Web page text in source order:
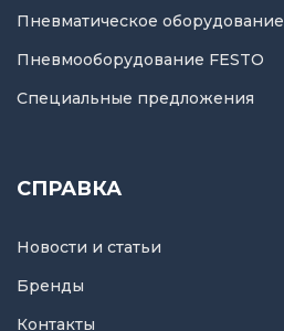
Пневматическое оборудование
Пневмооборудование FESTO
Специальные предложения
СПРАВКА
Новости и статьи
Бренды
Контакты